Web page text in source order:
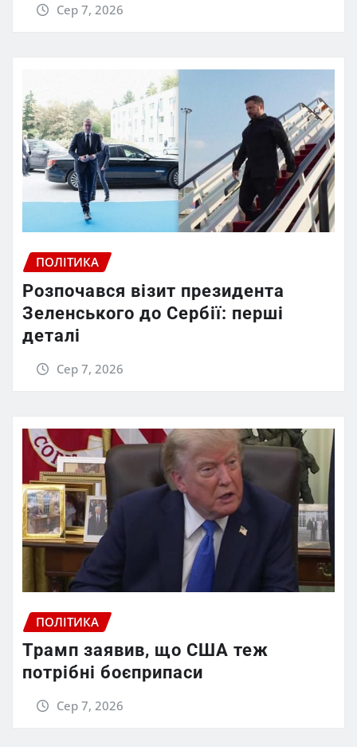
Сер 7, 2026
ПОЛІТИКА
Розпочався візит президента
Зеленського до Сербії: перші
деталі
Сер 7, 2026
ПОЛІТИКА
Трамп заявив, що США теж
потрібні боєприпаси
Сер 7, 2026